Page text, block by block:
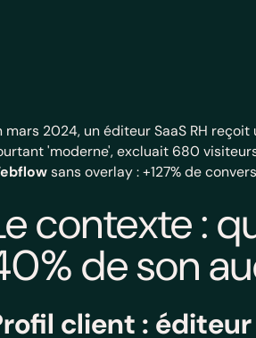
mars 2024, un éditeur SaaS RH
'moderne', excluait 680
sans overlay : +127% de
contexte :
de son
client :